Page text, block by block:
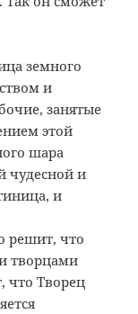
земного
и
занятые
этой
шара
чудесной и
и
решит, что
творцами
что Творец